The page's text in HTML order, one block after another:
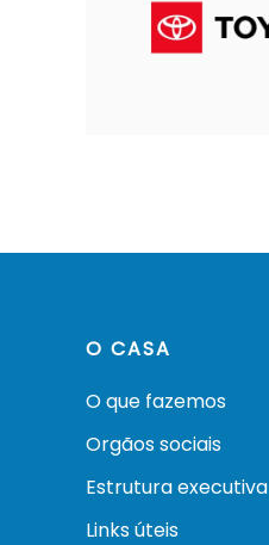
O CASA
O que fazemos
Orgãos sociais
Estrutura executiva
Links úteis